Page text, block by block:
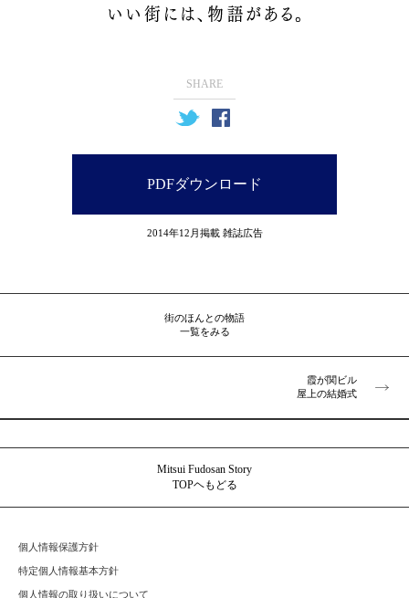
SHARE
PDFダウンロード
2014年12月掲載 雑誌広告
街のほんとの物語
一覧をみる
霞が関ビル
屋上の結婚式
Mitsui Fudosan Story
TOPヘもどる
個人情報保護方針
特定個人情報基本方針
個人情報の取り扱いについて